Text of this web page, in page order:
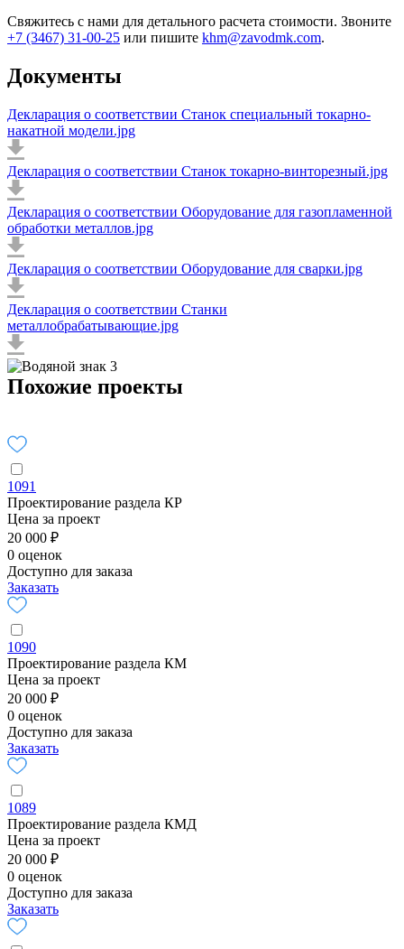
Свяжитесь с нами для детального расчета стоимости. Звоните
+7 (3467) 31-00-25 или пишите khm@zavodmk.com.
Документы
Декларация о соответствии Станок специальный токарно-
накатной модели.jpg
Декларация о соответствии Станок токарно-винторезный.jpg
Декларация о соответствии Оборудование для газопламенной
обработки металлов.jpg
Декларация о соответствии Оборудование для сварки.jpg
Декларация о соответствии Станки
металлобрабатывающие.jpg
Похожие проекты
1091
Проектирование раздела КР
Цена за проект
20 000 ₽
0 оценок
Доступно для заказа
Заказать
1090
Проектирование раздела КМ
Цена за проект
20 000 ₽
0 оценок
Доступно для заказа
Заказать
1089
Проектирование раздела КМД
Цена за проект
20 000 ₽
0 оценок
Доступно для заказа
Заказать